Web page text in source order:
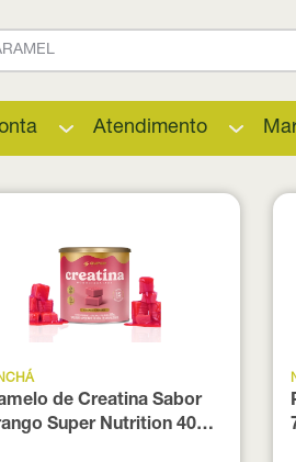
Atendimento
de Creatina Sabor
Super Nutrition 40